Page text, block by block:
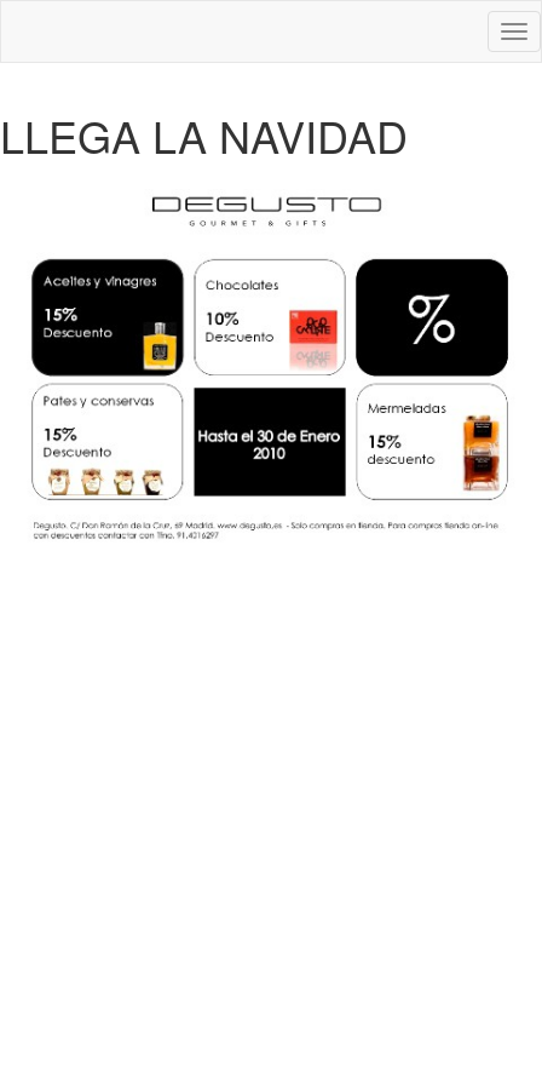
LLEGA LA NAVIDAD